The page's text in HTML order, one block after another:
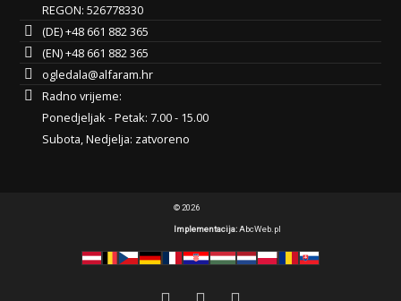
REGON: 526778330
(DE) +48 661 882 365
(EN) +48 661 882 365
ogledala@alfaram.hr
Radno vrijeme:
Ponedjeljak - Petak: 7.00 - 15.00
Subota, Nedjelja: zatvoreno
© 2026
Implementacija:AbcWeb.pl